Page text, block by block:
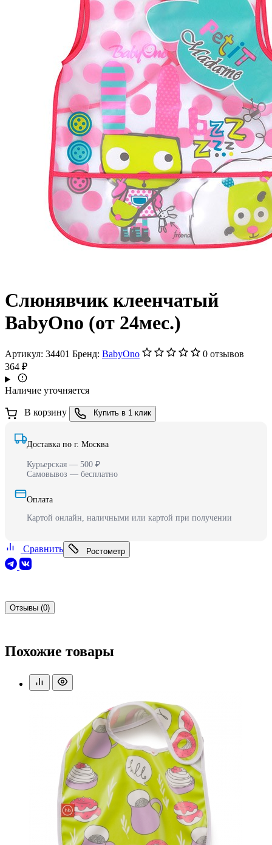
Слюнявчик клеенчатый
BabyOno (от 24мес.)
Артикул: 34401 Бренд: BabyOno
0 отзывов
364 ₽
Наличие уточняется
В корзину Купить в 1 клик
Доставка по г. Москва
Курьерская — 500 ₽
Самовывоз — бесплатно
Оплата
Картой онлайн, наличными или картой при получении
Сравнить Ростометр
Отзывы (0)
Похожие товары